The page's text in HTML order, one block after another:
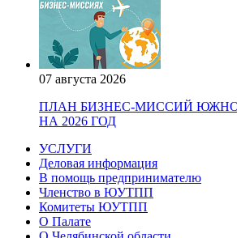
07 августа 2026
ПЛАН БИЗНЕС-МИССИЙ
НА 2026 ГОД
УСЛУГИ
Деловая информация
В помощь предпринимателю
Членство в ЮУТПП
Комитеты ЮУТПП
О Палате